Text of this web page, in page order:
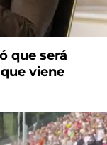
que será
viene